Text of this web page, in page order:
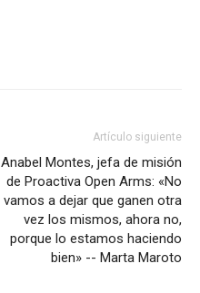
Artículo siguiente
Anabel Montes, jefa de misión
de Proactiva Open Arms: «No
vamos a dejar que ganen otra
vez los mismos, ahora no,
porque lo estamos haciendo
bien» -- Marta Maroto